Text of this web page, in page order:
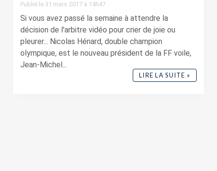
Publié le 31 mars 2017 à 14h47
Si vous avez passé la semaine à attendre la
décision de l'arbitre vidéo pour crier de joie ou
pleurer... Nicolas Hénard, double champion
olympique, est le nouveau président de la FF voile,
Jean-Michel...
LIRE LA SUITE »